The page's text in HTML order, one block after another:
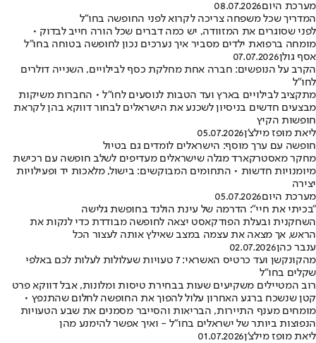
מערכת היום08.07.2026
המדריך שכל משפחה צריכה לקרוא לפני החופשה בחו"ל
לפני שסוגרים את המזוודה, יש כמה דברים שכל הורה חייב לבדוק •
מומחה ברפואת ילדים מסביר איך נערכים נכון לחופשה בטוחה בחו"ל
אסף גולן07.07.2026
הקרב על הנופשים: חברה אחת מחלקת כסף לבילויים, השנייה דולרים
לחו"ל
מתקציב לבילויים בארץ ועד הטבות לנוסעים לחו"ל • החברות משיקות
מבצעים חדשים בניסיון לשכנע את הישראלים לבחור דווקא בהן לקראת
חופשות הקיץ
ליאת מופז מילצ'ן05.07.2026
חופשה עם ערך מוסף: הישראלים לומדים גם בטיול
מחקר מאסטרקארד מגלה שישראלים מעדיפים לשלב חופשה עם רכישת
מיומנויות חדשות • התחומים המבוקשים: בישול, מלאכות יד ופעילויות
יצירה
מערכת היום05.07.2026
"בכיתי את חיי": הדרמה של עינת הולנד בחופשת גלישה
השחקנית ובעלת הפודקאסט יצאה לחופשה מבודדת כדי לנקות את
הראש, אך מצאה את עצמה במצב שאילץ אותה לעצור הכל
ענבר כהן02.07.2026
מהקונקשן ועד כרטיס האשראי: 7 טעויות שעלולות לעלות לכם באלפי
שקלים בחו"ל
רוב המטיילים משקיעים שעות בבחירת טיסות ומלונות, אבל דווקא פרט
קטן שנשכח ברגע האחרון עלול להפוך את החופשה לחלום שהתנפץ •
מומחים מענף התיירות, הבריאות והסייבר מסמנים את שבע הטעויות
הנפוצות ביותר של ישראלים בחו"ל - ואיך אפשר להימנע מהן
ליאת מופז מילצ'ן01.07.2026